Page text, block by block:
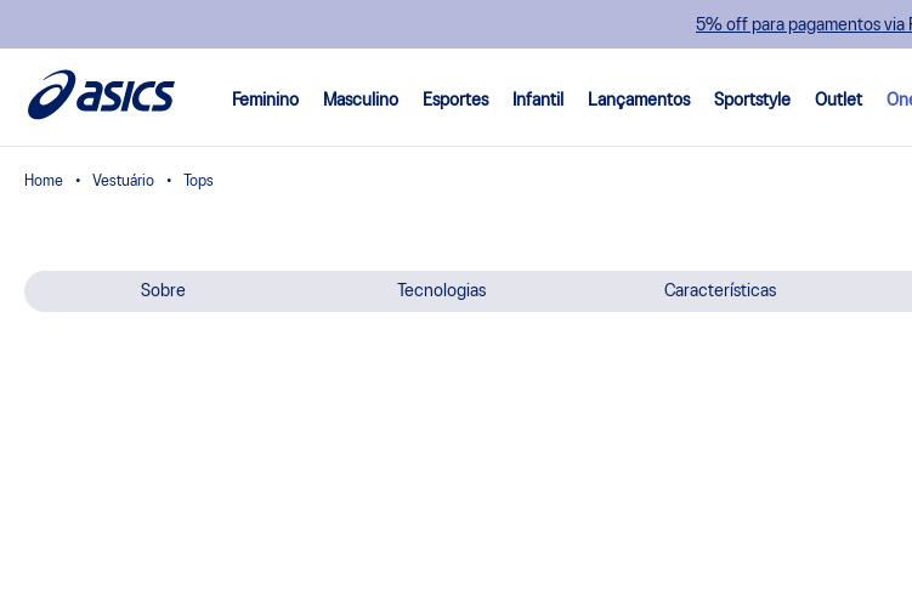
5% off para pagamentos via
Feminino Masculino Esportes Infantil Lançamentos Sportstyle Outlet
Vestuário Tops
Sobre Tecnologias Características